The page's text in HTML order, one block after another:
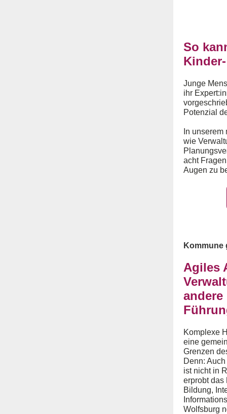
So
Junge
ihr
Potenzial
In
wie
acht
Augen zu
Kommune
Agiles
andere
Komplexe
eine
Grenzen
Denn:
ist nicht in
erprobt das
Bildung,
Wolfsburg